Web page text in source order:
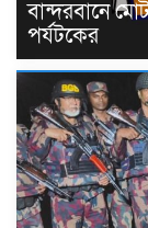
বান্দরবানে
পর্যটকের